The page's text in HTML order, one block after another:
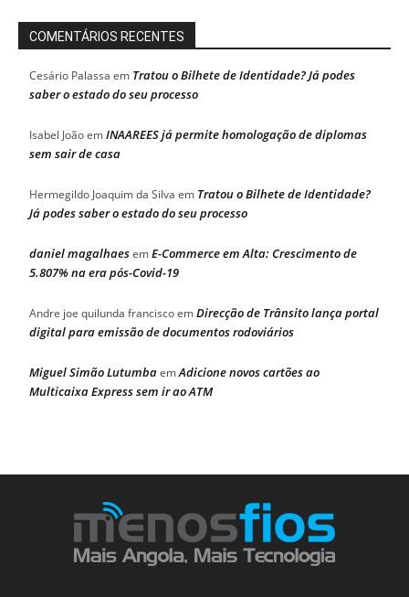
COMENTÁRIOS RECENTES
Cesário Palassa em Tratou o Bilhete de Identidade? Já podes
saber o estado do seu processo
Isabel JoãoemINAAREES já permite homologação de diplomas
sem sair de casa
Hermegildo Joaquim da Silva em Tratou o Bilhete de Identidade?
Já podes saber o estado do seu processo
daniel magalhaesemE-Commerce em Alta: Crescimento de
5.807% na era pós-Covid-19
Andre joe quilunda franciscoemDirecção de Trânsito lança portal
digital para emissão de documentos rodoviários
Miguel Simão LutumbaemAdicione novos cartões ao
Multicaixa Express sem ir ao ATM